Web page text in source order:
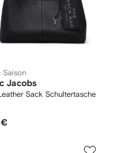
Saison
Jacobs
Sack Schultertasche
€